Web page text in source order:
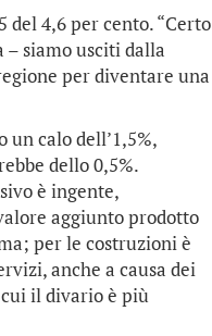
4,6 per cento. “Certo
– siamo usciti dalla
per diventare una
calo dell’1,5%,
dello 0,5%.
è ingente,
aggiunto prodotto
per le costruzioni è
anche a causa dei
il divario è più